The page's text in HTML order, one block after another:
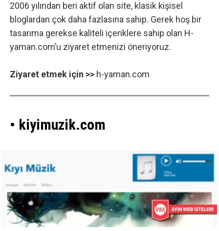
2006 yılından beri aktif olan site, klasik kişisel
bloglardan çok daha fazlasına sahip. Gerek hoş bir
tasarıma gerekse kaliteli içeriklere sahip olan H-
yaman.com’u ziyaret etmenizi öneriyoruz.
Ziyaret etmek için >> h-yaman.com
• kiyimuzik.com